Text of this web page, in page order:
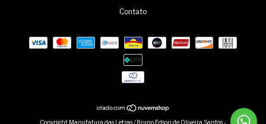
Contato
Copyright Manufatura das Letras / Bruno Edson de Oliveira Santos -